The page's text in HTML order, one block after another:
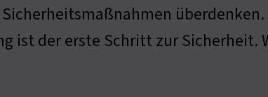
überdenken.
ist der erste Schritt zur Sicherheit.